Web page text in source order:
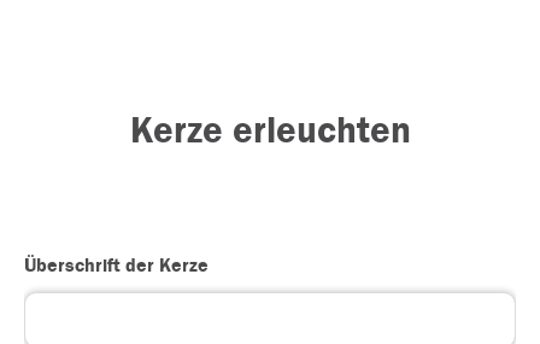
Kerze erleuchten
Überschrift der Kerze